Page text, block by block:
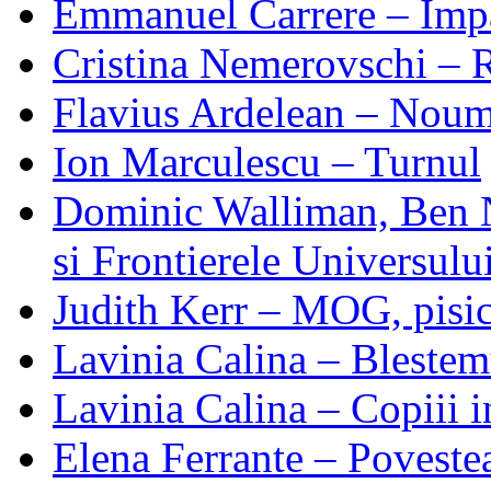
Emmanuel Carrere –
Cristina Nemerovschi –
Flavius Ardelean –
Ion Marculescu – Turnul
Dominic Walliman, Ben
si Frontierele
Judith Kerr – MOG,
Lavinia Calina –
Lavinia Calina – Copiii
Elena Ferrante –